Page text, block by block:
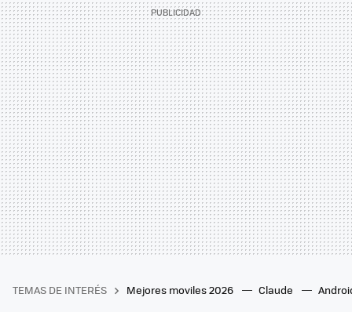
TEMAS DE INTERÉS Mejores moviles 2026 Claude